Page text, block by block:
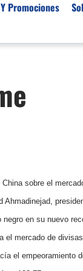
Promociones
sobre el
en su nuevo
el mercado de
el empeoramiento